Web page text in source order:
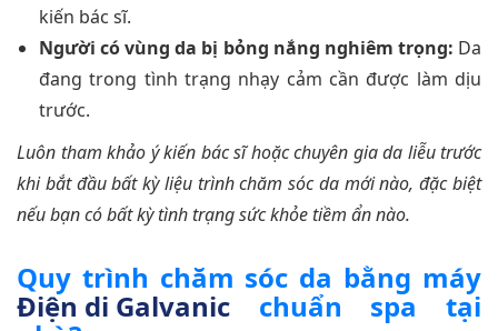
kiến bác sĩ.
Người có vùng da bị bỏng nắng nghiêm trọng: Da
đang trong tình trạng nhạy cảm cần được làm dịu
trước.
Luôn tham khảo ý kiến bác sĩ hoặc chuyên gia da liễu trước
khi bắt đầu bất kỳ liệu trình chăm sóc da mới nào, đặc biệt
nếu bạn có bất kỳ tình trạng sức khỏe tiềm ẩn nào.
Quy trình chăm sóc da bằng máy
Điện di Galvanic chuẩn spa tại